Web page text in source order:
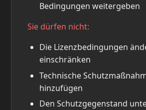
Bedingungen weitergeben
Sie dürfen nicht:
Die Lizenzbedingungen
einschränken
Technische
hinzufügen
Den Schutzgegenstand